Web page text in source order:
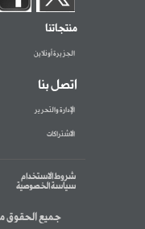
منتجاتنا
الجزيرة أونلاين
اتصل بنا
الإدارة والتحرير
الاشتراكات
شروط الاستخدام
سياسة الخصوصية
جميع الحقوق محفوظة